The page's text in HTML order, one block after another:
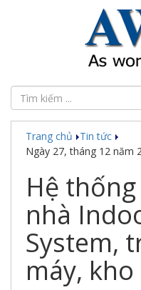
Đối
tác
Sản
phẩm
Ứng
dụng
chuyển
đổi
số
Công
nghệ
Trang chủ
Tin tức
Ngày 27, tháng 12 năm
Hệ
nhà
System,
máy,